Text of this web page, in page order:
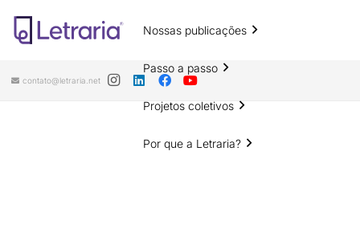
Nossas publicações
Passo a passo
Projetos coletivos
Por que a Letraria?
contato@letraria.net